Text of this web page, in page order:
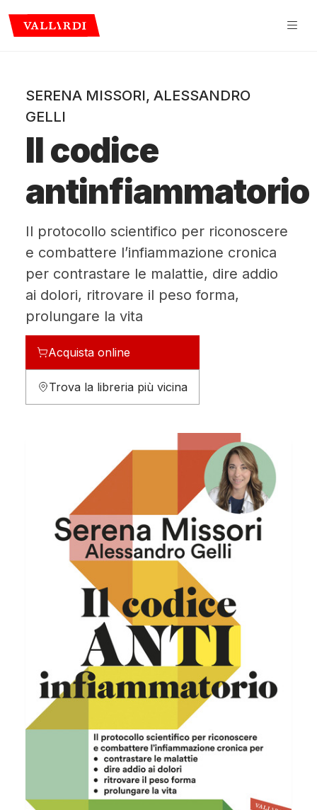
SERENA MISSORI, ALESSANDRO
GELLI
Il codice
antinfiammatorio
Il protocollo scientifico per riconoscere
e combattere l’infiammazione cronica
per contrastare le malattie, dire addio
ai dolori, ritrovare il peso forma,
prolungare la vita
Acquista online
Trova la libreria più vicina